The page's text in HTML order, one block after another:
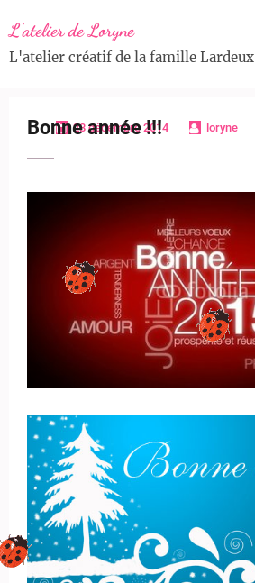
au
contenu
Entrée)
L'atelier de Loryne
L'atelier créatif de la famille Lardeux
28 décembre 2014 loryne
Bonne année !!!